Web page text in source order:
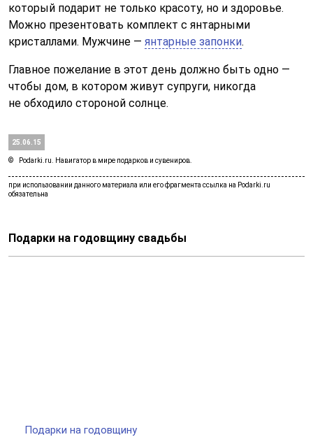
25.06.15
который подарит не только красоту, но и здоровье.
Можно презентовать комплект с янтарными
кристаллами. Мужчине — янтарные запонки.
Главное пожелание в этот день должно быть одно —
чтобы дом, в котором живут супруги, никогда
не обходило стороной солнце.
Podarki.ru. Навигатор в мире подарков и сувениров.
Подарки на годовщину свадьбы
Подарки на годовщину